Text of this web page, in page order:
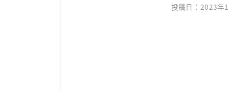
投稿日：2023年